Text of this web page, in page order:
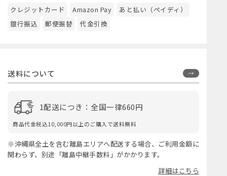
クレジットカード Amazon Pay
あと払い（ペイディ）
銀行振込
郵便振替 代金引換
送料について
1配送につき：全国一律660円
商品代金税込10,000円以上のご購入で送料無料
※沖縄県全土を含む離島エリアへ配送する場合、ご利用金額に
関わらず、別途「離島中継手数料」がかかります。
詳細はこちら